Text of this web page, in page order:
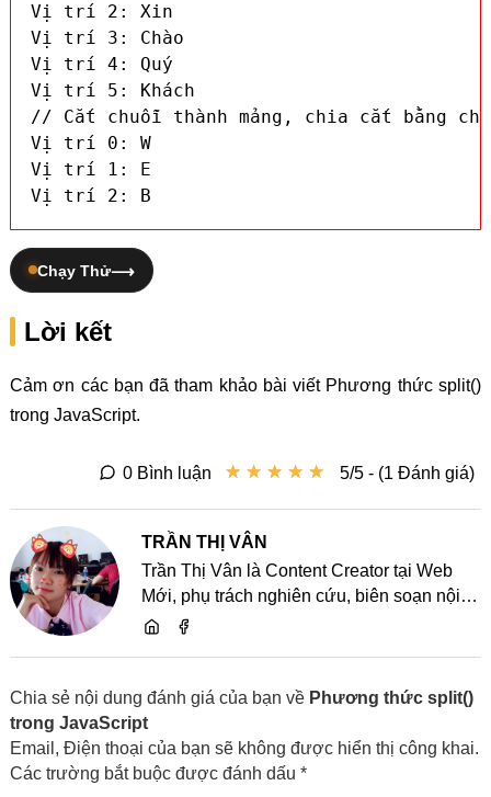
Vị trí 2: Xin
Vị trí 3: Chào
Vị trí 4: Quý
Vị trí 5: Khách
// Cắt chuỗi thành mảng, chia cắt bằng
Vị trí 0: W
Vị trí 1: E
Vị trí 2: B
Chạy Thử
Lời kết
Cảm ơn các bạn đã tham khảo bài viết Phương thức split()
trong JavaScript.
★ ★ ★ ★ ★
★ ★ ★ ★ ★ 5/5 - (1 Đánh giá)
0 Bình luận
TRẦN THỊ VÂN
Trần Thị Vân là Content Creator tại Web
Mới, phụ trách nghiên cứu, biên soạn nội
dung và chia sẻ kiến thức về website, SEO,
Chia sẻ nội dung đánh giá của bạn về Phương thức split()
trong JavaScript
Email, Điện thoại của bạn sẽ không được hiển thị công khai.
Các trường bắt buộc được đánh dấu *